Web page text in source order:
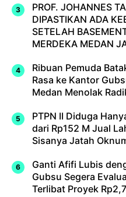
PROF. JOHANNES
DIPASTIKAN ADA
SETELAH
MERDEKA MEDAN
Ribuan Pemuda
Rasa ke Kantor
Medan Menolak
PTPN II Diduga
dari Rp152 M Jual
Sisanya Jatah
Ganti Afifi Lubis
Gubsu Segera
Terlibat Proyek